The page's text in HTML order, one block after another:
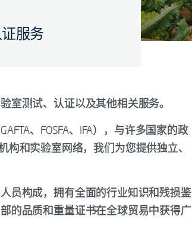
服务
室测试、认证以及其他相关服务。
、FOSFA、IFA），与许多国家的政
和实验室网络，我们为您提供独立、
员构成，拥有全面的行业知识和残损鉴
的品质和重量证书在全球贸易中获得广